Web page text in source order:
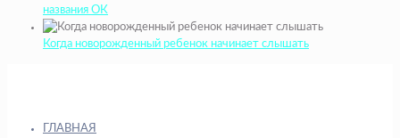
названия ОК
Когда новорожденный ребенок начинает слышать
ГЛАВНАЯ